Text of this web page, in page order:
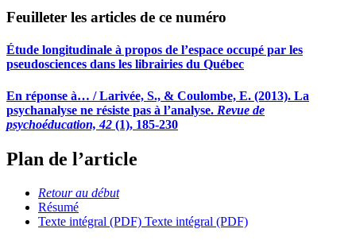
Feuilleter les articles de ce numéro
Étude longitudinale à propos de l’espace occupé par les
pseudosciences dans les librairies du Québec
En réponse à… / Larivée, S., & Coulombe, E. (2013). La
psychanalyse ne résiste pas à l’analyse. Revue de
psychoéducation, 42 (1), 185-230
Plan de l’article
Retour au début
Résumé
Texte intégral (PDF) Texte intégral (PDF)